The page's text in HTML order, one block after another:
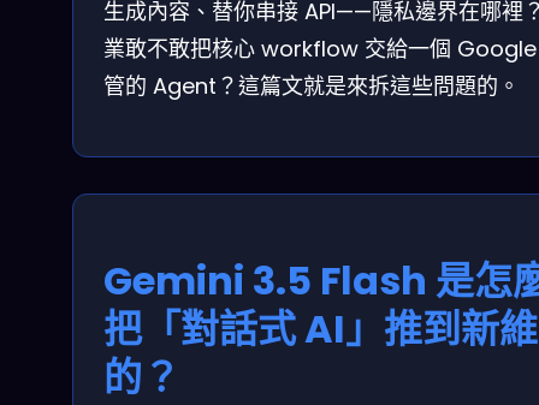
生成內容、替你串接 API——隱私邊界在哪裡
業敢不敢把核心 workflow 交給一個
管的 Agent？這篇文就是來拆這些問題的。
Gemini 3.5 Flash 是怎
把「對話式 AI」推到新
的？